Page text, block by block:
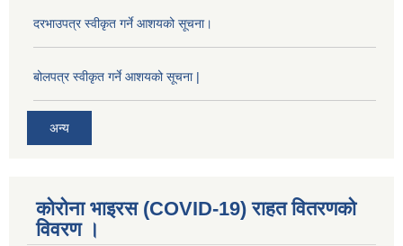
दरभाउपत्र स्वीकृत गर्ने आशयको सूचना।
बोलपत्र स्वीकृत गर्ने आशयको सूचना |
अन्य
कोरोना भाइरस (COVID-19) राहत वितरणको
विवरण ।